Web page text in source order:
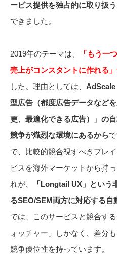
ービス提供を独占的に取り扱
できました。
2019年のテーマは、
「もう一
売上がコンスタントに作れる
した。理由としては、 AdScale
型広告（都度広告データなど
更、最適化できる広告）」の
競争が熾烈な環境にあるから
で、比較的競合視すべきプレ
ビスを海外マーケットから持
れが、
「Longtail UX」という
るSEO/SEM両方に対応する自
では、このサービスと競合す
ォッチャー」しかなく、差分
競争優位性を持っています。